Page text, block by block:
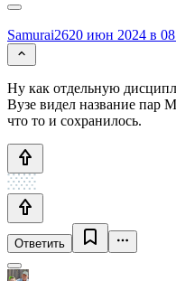
Samurai2620 июн 2024 в
Ну как отдельную
Вузе видел название пар
что то и сохранилось.
Ответить